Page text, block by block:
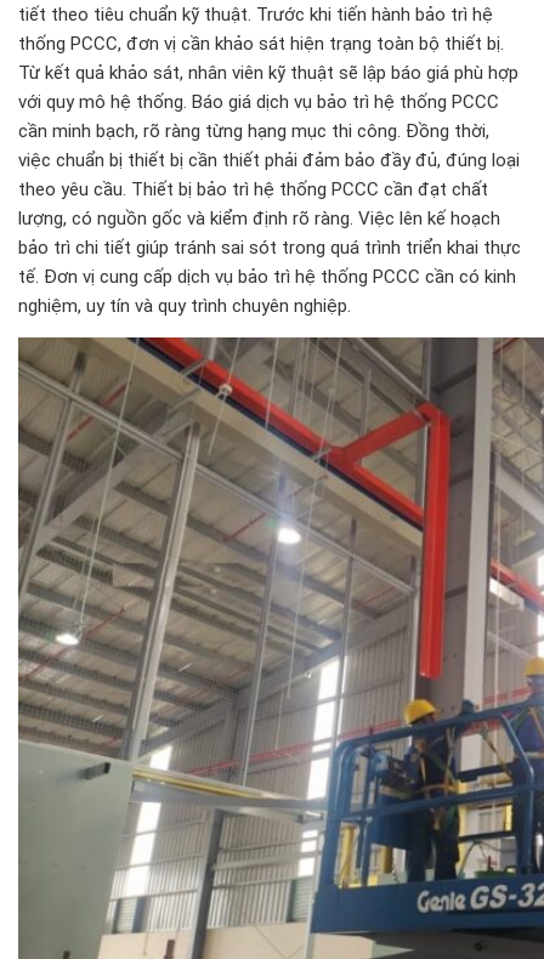
tiết theo tiêu chuẩn kỹ thuật. Trước khi tiến hành bảo trì hệ
thống PCCC, đơn vị cần khảo sát hiện trạng toàn bộ thiết bị.
Từ kết quả khảo sát, nhân viên kỹ thuật sẽ lập báo giá phù hợp
với quy mô hệ thống. Báo giá dịch vụ bảo trì hệ thống PCCC
cần minh bạch, rõ ràng từng hạng mục thi công. Đồng thời,
việc chuẩn bị thiết bị cần thiết phải đảm bảo đầy đủ, đúng loại
theo yêu cầu. Thiết bị bảo trì hệ thống PCCC cần đạt chất
lượng, có nguồn gốc và kiểm định rõ ràng. Việc lên kế hoạch
bảo trì chi tiết giúp tránh sai sót trong quá trình triển khai thực
tế. Đơn vị cung cấp dịch vụ bảo trì hệ thống PCCC cần có kinh
nghiệm, uy tín và quy trình chuyên nghiệp.